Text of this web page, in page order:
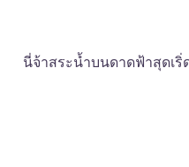
นี่จ้าสระน้ำบนดาดฟ้าสุดเ